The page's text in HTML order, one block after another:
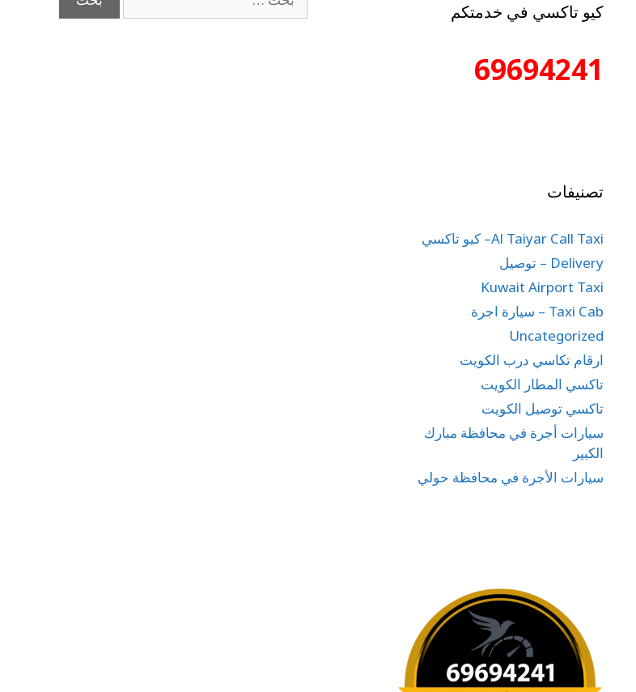
كيو تاكسي في خدمتكم
69694241
تصنيفات
Al Taiyar Call Taxi– كيو تاكسي
Delivery – توصيل
Kuwait Airport Taxi
Taxi Cab – سيارة اجرة
Uncategorized
ارقام تكاسي درب الكويت
تاكسي المطار الكويت
تاكسي توصيل الكويت
سيارات أجرة في محافظة مبارك
الكبير
سيارات الأجرة في محافظة حولي